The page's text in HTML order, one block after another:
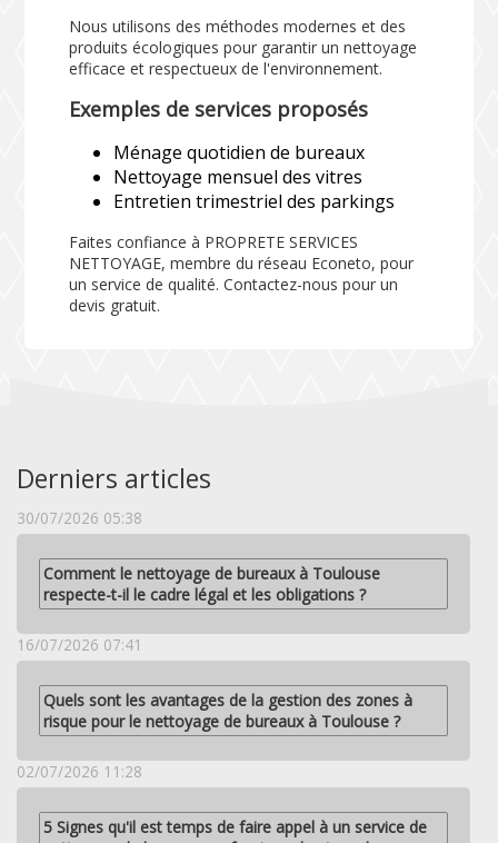
Nous utilisons des méthodes modernes et des
produits écologiques pour garantir un nettoyage
efficace et respectueux de l'environnement.
Exemples de services proposés
Ménage quotidien de bureaux
Nettoyage mensuel des vitres
Entretien trimestriel des parkings
Faites confiance à PROPRETE SERVICES
NETTOYAGE, membre du réseau Econeto, pour
un service de qualité. Contactez-nous pour un
devis gratuit.
Derniers articles
30/07/2026 05:38
Comment le nettoyage de bureaux à Toulouse
respecte-t-il le cadre légal et les obligations ?
16/07/2026 07:41
Quels sont les avantages de la gestion des zones à
risque pour le nettoyage de bureaux à Toulouse ?
02/07/2026 11:28
5 Signes qu'il est temps de faire appel à un service de